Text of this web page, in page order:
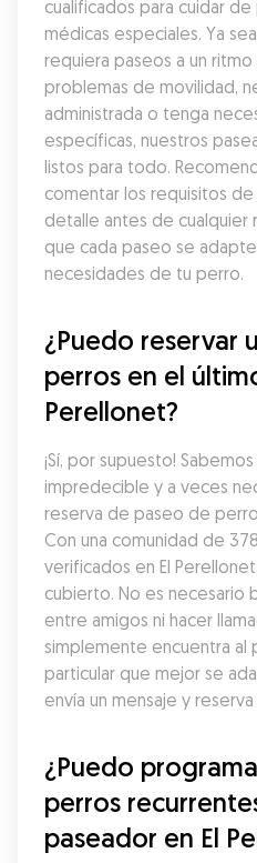
cualificados para cuidar
médicas especiales. Ya
requiera paseos a un
problemas de movilidad,
administrada o tenga
específicas, nuestros
listos para todo.
comentar los requisitos
detalle antes de cualquier
que cada paseo se
necesidades de tu perro.
¿Puedo reservar
perros en el
Perellonet?
¡Sí, por supuesto!
impredecible y a veces
reserva de paseo de
Con una comunidad de
verificados en El
cubierto. No es necesario
entre amigos ni hacer
simplemente encuentra al
particular que mejor se
envía un mensaje y
¿Puedo
perros
paseador en El